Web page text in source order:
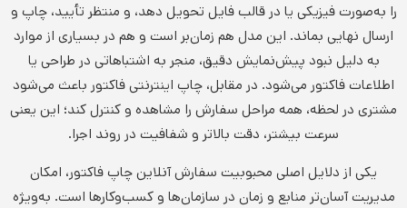
را به‌صورت فیزیکی یا در قالب فایل تحویل دهد، و منتظر تأیید، چاپ و
ارسال نهایی بماند. این مدل هم زمان‌بر است و هم در بسیاری از موارد
به دلیل نبود پیش‌نمایش دقیق، منجر به اشتباهاتی در طراحی یا
اطلاعات فاکتور می‌شود. در مقابل، چاپ اینترنتی فاکتور باعث می‌شود
مشتری در لحظه، همه مراحل سفارش را مشاهده و کنترل کند؛ این یعنی
سرعت بیشتر، دقت بالاتر و شفافیت در روند اجرا.
یکی از دلایل اصلی محبوبیت سفارش آنلاین چاپ فاکتور، امکان
مدیریت آسان‌تر منابع و زمان در سازمان‌ها و کسب‌وکارها است. به‌ویژه